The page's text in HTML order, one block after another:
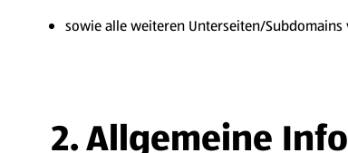
sowie alle weiteren Unterseiten/
2. Allgemeine